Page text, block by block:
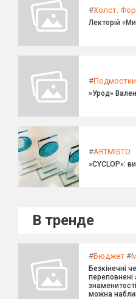
#Холст.
Лекторій
#Подмостки
»Урод»
#ARTMISTO
»CYCLOP»:
В тренде
#Бюджет #
Безкінечні
переповнені
можна